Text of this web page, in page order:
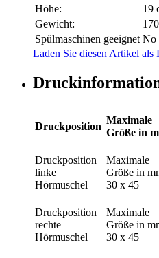
Höhe:
19
Gewicht:
Spülmaschinen geeignet No
Laden Sie diesen Artikel als
Druckposition
Maximale
Größe in
Druckposition
linke
Hörmuschel
Maximale
Größe in
30 x 45
Druckposition
rechte
Hörmuschel
Maximale
Größe in
30 x 45